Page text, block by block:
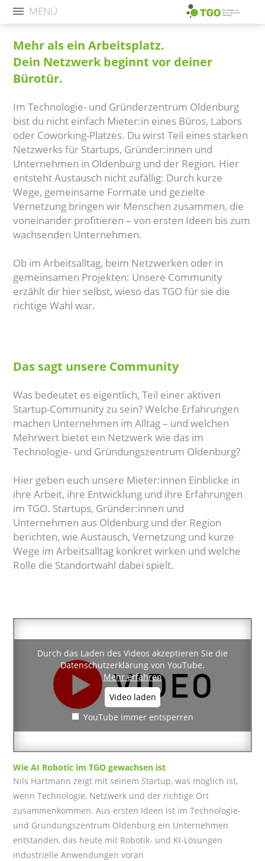
MENÜ
Mehr als ein Arbeitsplatz.
Dein Netzwerk beginnt vor deiner
Bürotür.
Im Technologie- und Gründerzentrum Oldenburg
bist du nicht einfach Mieter:in eines Büros, Labors
oder Coworking-Platzes. Du wirst Teil eines starken
Netzwerks für Startups, Gründer:innen und
Unternehmen in Oldenburg und der Region. Hier
entsteht Austausch nicht zufällig: Durch kurze
Wege, gemeinsame Formate und gezielte
Vernetzung bringen wir Menschen zusammen, die
voneinander profitieren – von ersten Ideen bis zum
wachsenden Unternehmen.
Ob im Arbeitsalltag, beim Netzwerken oder in
gemeinsamen Projekten: Unsere Community
erzählt dir hier selbst, wieso das TGO für sie die
richtige Wahl war.
Das sagt unsere Community
Was bedeutet es eigentlich, Teil einer aktiven
Startup-Community zu sein? Welche Erfahrungen
machen Unternehmen im Alltag – und welchen
Mehrwert bietet ein Netzwerk wie das im
Technologie- und Gründungszentrum Oldenburg?
Hier geben euch unsere Mieter:innen Einblicke in
ihre Arbeit, ihre Entwicklung und ihre Erfahrungen
im TGO. Startups, Gründer:innen und
Unternehmen aus Oldenburg und der Region
berichten, wie Austausch, Vernetzung und kurze
Wege im Arbeitsalltag konkret wirken und welche
Rolle die Standortwahl dabei spielt.
Durch das Laden des Videos akzeptieren Sie die
Datenschutzerklärung von YouTube.
Mehr erfahren
Video laden
YouTube immer entsperren
WieAI Robotic im TGO gewachsen ist
Nils Hartmann zeigt mit seinem Startup, was möglich ist,
wenn Technologie, Netzwerk und der richtige Ort
zusammenkommen. Aus ersten Ideen ist im Technologie-
und Gründungszentrum Oldenburg ein Unternehmen
entstanden, das heute mit Robotik- und KI-Lösungen
industrielle Anwendungen voran